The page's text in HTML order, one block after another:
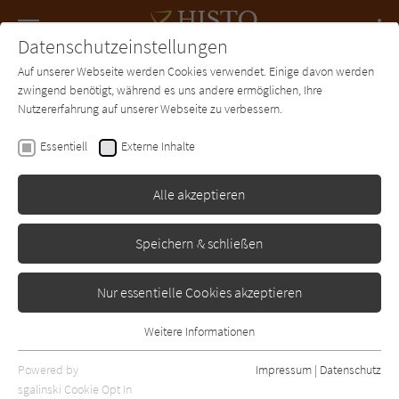
SUCHE Forum Charts Newsletter
Marie Cristen
Beginenfeuer
Erschienen: Januar 2006
Datenschutzeinstellungen
Auf unserer Webseite werden Cookies verwendet. Einige davon werden
zwingend benötigt, während es uns andere ermöglichen, Ihre
Nutzererfahrung auf unserer Webseite zu verbessern.
Essentiell Externe Inhalte
Alle akzeptieren
Speichern & schließen
Nur essentielle Cookies akzeptieren
Essentielle Cookies werden für grundlegende Funktionen der
Webseite benötigt. Dadurch ist gewährleistet, dass die Webseite
Weitere Informationen
Powered by
sgalinski Cookie Opt In
Impressum | Datenschutz